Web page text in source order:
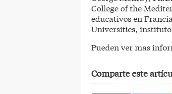
College of the
educativos en
Universities,
Pueden ver mas
Comparte este